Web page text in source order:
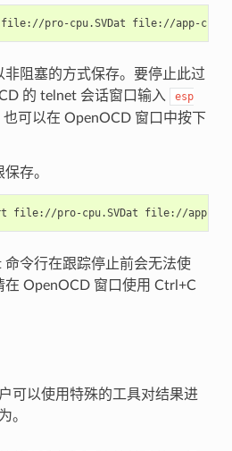
非阻塞的方式保存。要停止此过
的 telnet 会话窗口输入
esp
也可以在 OpenOCD 窗口中按下
存。
令行在跟踪停止前会无法使
在 OpenOCD 窗口使用 Ctrl+C
可以使用特殊的工具对结果进
。